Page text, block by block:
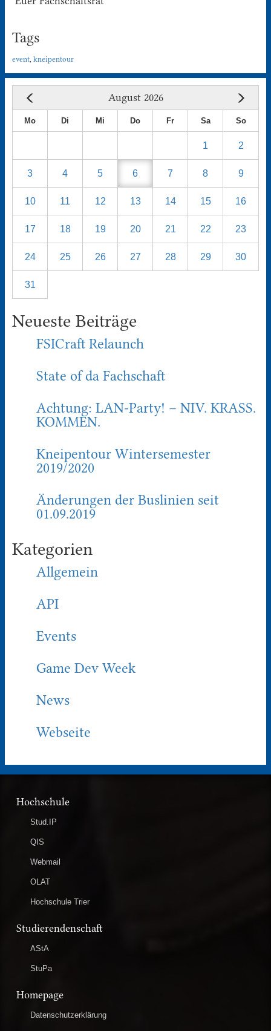
Tags
event, kneipentour
August 2026
Mo Di Mi Do Fr Sa So
1 2
3 4 5 6 7 8 9
10 11 12 13 14 15 16
17 18 19 20 21 22 23
24 25 26 27 28 29 30
31
Neueste Beiträge
FSICraft Relaunch
State of da Fachschaft
Achtung: LAN-Party! – NIV. KRASS.
KOMMEN.
Kneipentour Wintersemester
2019/2020
Änderungen der Buslinien seit
01.09.2019
Kategorien
Allgemein
API
Events
Game Dev Week
News
Webseite
Hochschule
Stud.IP
QIS
Webmail
OLAT
Hochschule Trier
Studierendenschaft
AStA
StuPa
Homepage
Datenschutzerklärung